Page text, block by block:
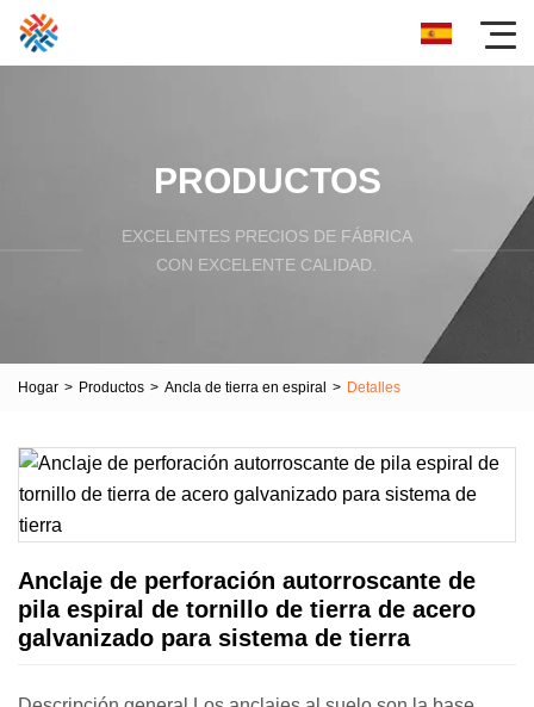
PRODUCTOS
EXCELENTES PRECIOS DE FÁBRICA
CON EXCELENTE CALIDAD.
Hogar > Productos > Ancla de tierra en espiral > Detalles
Anclaje de perforación autorroscante de
pila espiral de tornillo de tierra de acero
galvanizado para sistema de tierra